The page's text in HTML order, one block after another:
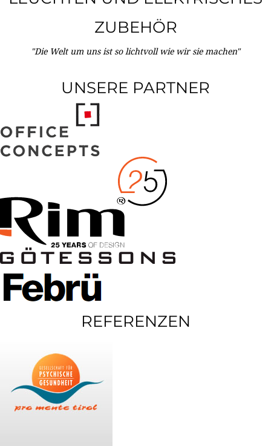
ZUBEHÖR
"Die Welt um uns ist so lichtvoll wie wir sie machen"
UNSERE PARTNER
REFERENZEN